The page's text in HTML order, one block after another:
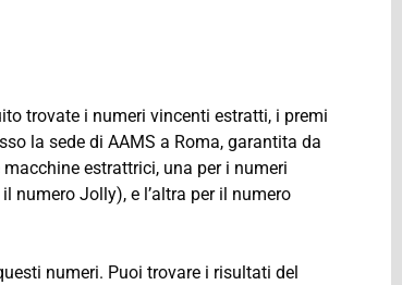
trovate i numeri vincenti estratti, i premi
la sede di AAMS a Roma, garantita da
estrattrici, una per i numeri
numero Jolly), e l’altra per il numero
numeri. Puoi trovare i risultati del